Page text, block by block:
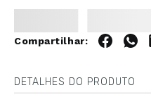
DETALHES DO PRODUTO